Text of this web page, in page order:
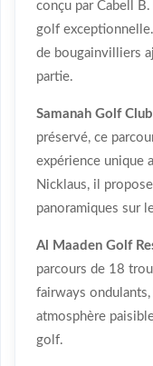
conçu par Cabell
golf
de bougainvilliers
partie.
Samanah Golf Club
préservé, ce
expérience unique
Nicklaus, il
panoramiques sur
Al Maaden Golf
parcours de 18
fairways
atmosphère
golf.